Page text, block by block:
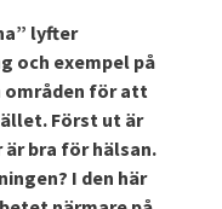
lyfter
och exempel på
områden för att
Först ut är
bra för hälsan.
I den här